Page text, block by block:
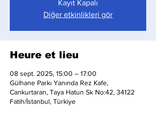
Kayıt Kapalı
Diğer etkinlikleri gör
Heure et lieu
08 sept. 2025, 15:00 – 17:00
Gülhane Parkı Yanında Rez Kafe,
Cankurtaran, Taya Hatun Sk No:42, 34122
Fatih/İstanbul, Türkiye